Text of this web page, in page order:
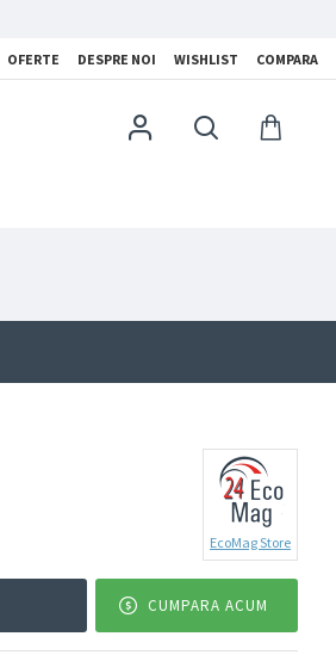
OFERTE DESPRE NOI WISHLIST COMPARA
EcoMag Store
CUMPARA ACUM